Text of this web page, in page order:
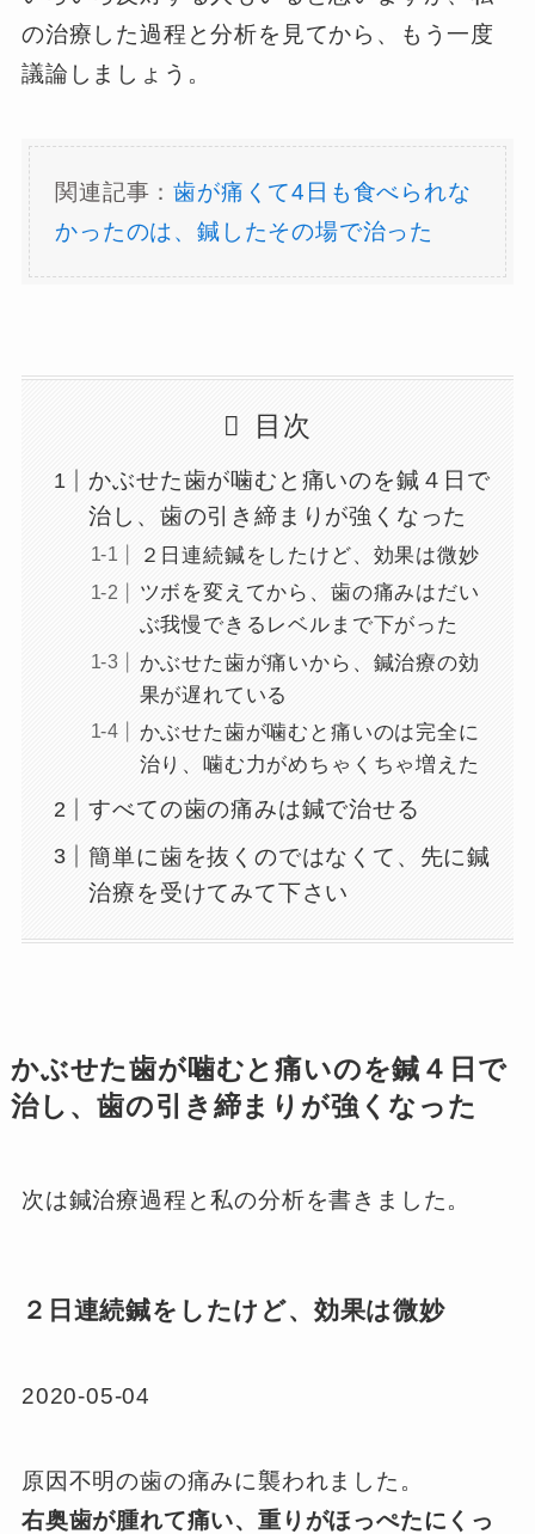
の治療した過程と分析を見てから、もう一度
議論しましょう。
関連記事：歯が痛くて4日も食べられな
かったのは、鍼したその場で治った
目次
かぶせた歯が噛むと痛いのを鍼４日で
治し、歯の引き締まりが強くなった
２日連続鍼をしたけど、効果は微妙
ツボを変えてから、歯の痛みはだい
ぶ我慢できるレベルまで下がった
かぶせた歯が痛いから、鍼治療の効
果が遅れている
かぶせた歯が噛むと痛いのは完全に
治り、噛む力がめちゃくちゃ増えた
すべての歯の痛みは鍼で治せる
簡単に歯を抜くのではなくて、先に鍼
治療を受けてみて下さい
かぶせた歯が噛むと痛いのを鍼４日で
治し、歯の引き締まりが強くなった
次は鍼治療過程と私の分析を書きました。
２日連続鍼をしたけど、効果は微妙
2020-05-04
原因不明の歯の痛みに襲われました。
右奥歯が腫れて痛い、重りがほっぺたにくっ